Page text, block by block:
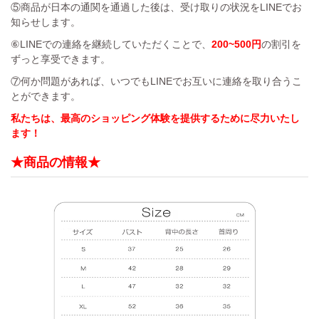
⑤商品が日本の通関を通過した後は、受け取りの状況をLINEでお
知らせします。
⑥LINEでの連絡を継続していただくことで、 200~500円の割引を
ずっと享受できます。
⑦何か問題があれば、いつでもLINEでお互いに連絡を取り合うこ
とができます。
私たちは、最高のショッピング体験を提供するために尽力いたし
ます！
★商品の情報★